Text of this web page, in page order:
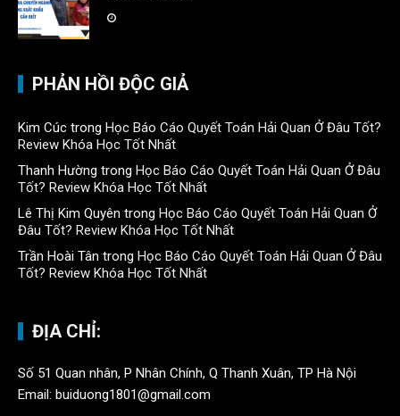
PHẢN HỒI ĐỘC GIẢ
Kim Cúc trong Học Báo Cáo Quyết Toán Hải Quan Ở Đâu Tốt?
Review Khóa Học Tốt Nhất
Thanh Hường trong Học Báo Cáo Quyết Toán Hải Quan Ở Đâu
Tốt? Review Khóa Học Tốt Nhất
Lê Thị Kim Quyên trong Học Báo Cáo Quyết Toán Hải Quan Ở
Đâu Tốt? Review Khóa Học Tốt Nhất
Trần Hoài Tân trong Học Báo Cáo Quyết Toán Hải Quan Ở Đâu
Tốt? Review Khóa Học Tốt Nhất
ĐỊA CHỈ:
Số 51 Quan nhân, P Nhân Chính, Q Thanh Xuân, TP Hà Nội
Email: buiduong1801@gmail.com